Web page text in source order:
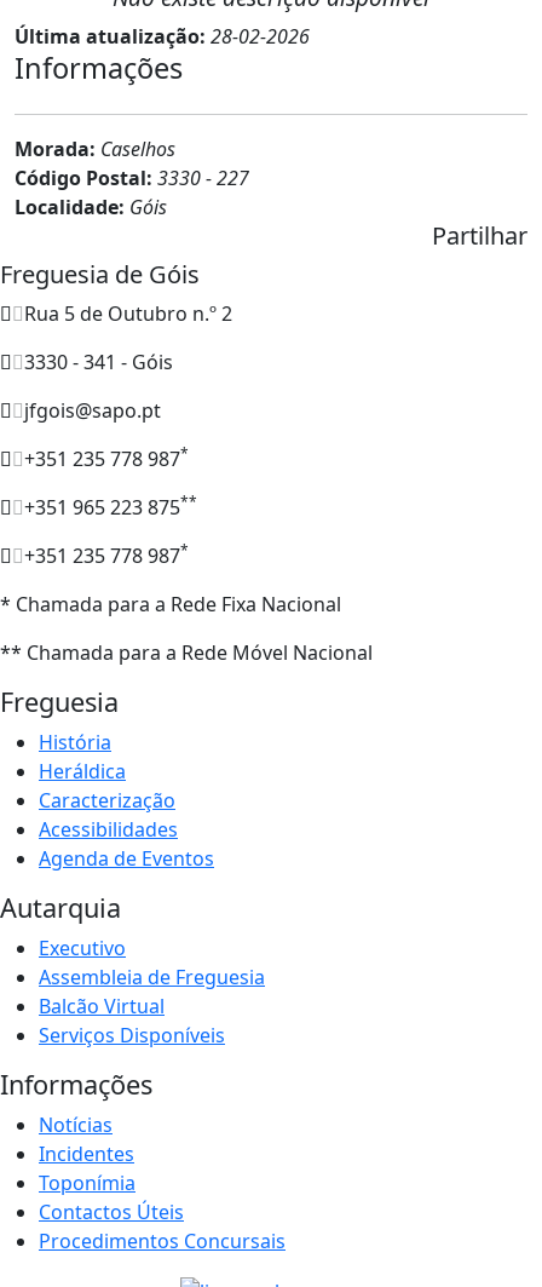
Última atualização: 28-02-2026
Informações
Morada: Caselhos
Código Postal: 3330 - 227
Localidade: Góis
Partilhar
Freguesia de Góis
Rua 5 de Outubro n.º 2
3330 - 341 - Góis
jfgois@sapo.pt
+351 235 778 987*
+351 965 223 875**
+351 235 778 987*
* Chamada para a Rede Fixa Nacional
** Chamada para a Rede Móvel Nacional
Freguesia
História
Heráldica
Caracterização
Acessibilidades
Agenda de Eventos
Autarquia
Executivo
Assembleia de Freguesia
Balcão Virtual
Serviços Disponíveis
Informações
Notícias
Incidentes
Toponímia
Contactos Úteis
Procedimentos Concursais